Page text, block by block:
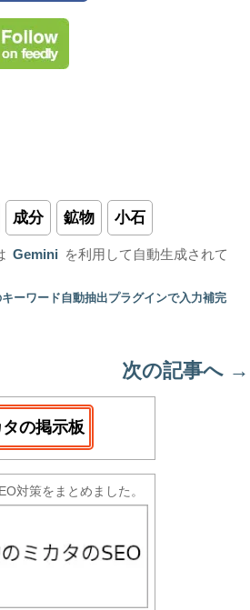
成分 鉱物 小石
Gemini
を利用して自動生成されて
ーワード自動抽出プラグインで入力補完
次の記事へ →
の掲示板
対策をまとめました。